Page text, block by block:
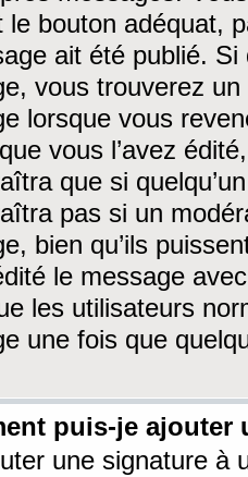
le bouton adéquat,
ait été publié. Si
vous trouverez
lorsque vous
vous l’avez
que si
pas si un
bien qu’ils
le message
les utilisateurs
une fois que
puis-je ajouter
une signature à